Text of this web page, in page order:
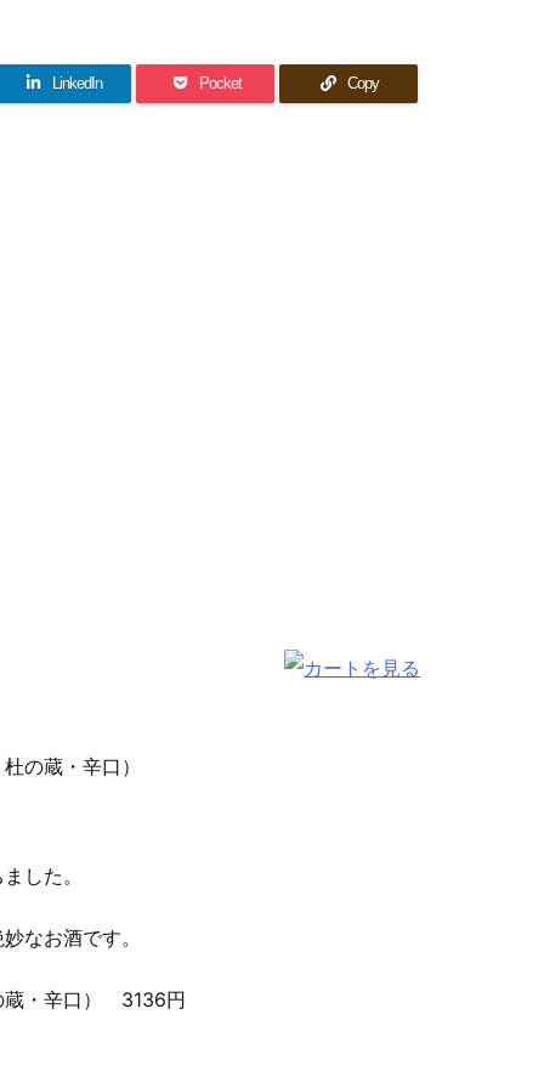
LinkedIn Pocket Copy
杜の蔵・辛口）
した。
なお酒です。
蔵・辛口） 3136円